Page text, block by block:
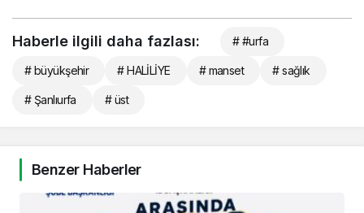
Haberle ilgili daha fazlası: # #urfa
# büyükşehir # HALİLİYE # manset # sağlık
# Şanlıurfa # üst
Benzer Haberler